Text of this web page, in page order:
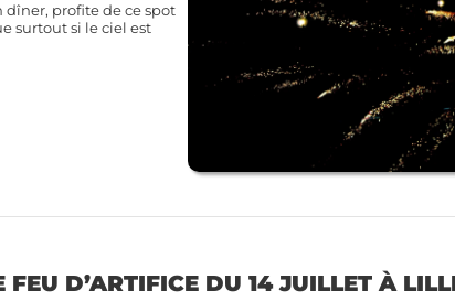
dîner, profite de ce spot
surtout si le ciel est
D’ARTIFICE DU 14 JUILLET À